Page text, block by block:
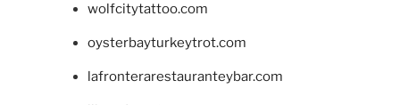
wolfcitytattoo.com
oysterbayturkeytrot.com
lafronterarestauranteybar.com